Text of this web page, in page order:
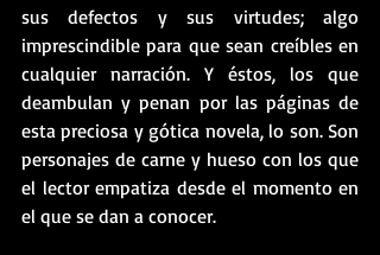
sus defectos y sus virtudes; algo
imprescindible para que sean creíbles en
cualquier narración. Y éstos, los que
deambulan y penan por las páginas de
esta preciosa y gótica novela, lo son. Son
personajes de carne y hueso con los que
el lector empatiza desde el momento en
el que se dan a conocer.